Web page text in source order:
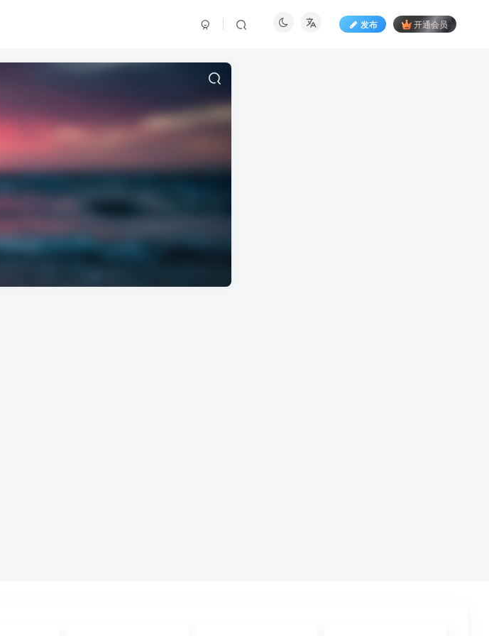
发布 开通会员